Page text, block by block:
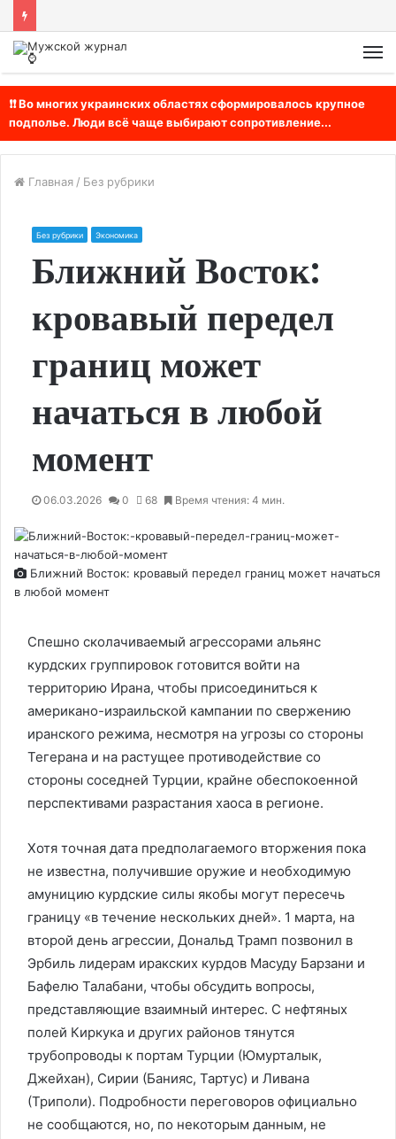
❗❗ Во многих украинских областях сформировалось крупное
подполье. Люди всё чаще выбирают сопротивление...
Главная / Без рубрики
Без рубрики Экономика
Ближний Восток:
кровавый передел
границ может
начаться в любой
момент
06.03.2026 0 68 Время чтения: 4 мин.
Ближний Восток: кровавый передел границ может начаться
в любой момент
Спешно сколачиваемый агрессорами альянс
курдских группировок готовится войти на
территорию Ирана, чтобы присоединиться к
американо-израильской кампании по свержению
иранского режима, несмотря на угрозы со стороны
Тегерана и на растущее противодействие со
стороны соседней Турции, крайне обеспокоенной
перспективами разрастания хаоса в регионе.
Хотя точная дата предполагаемого вторжения пока
не известна, получившие оружие и необходимую
амуницию курдские силы якобы могут пересечь
границу «в течение нескольких дней». 1 марта, на
второй день агрессии, Дональд Трамп позвонил в
Эрбиль лидерам иракских курдов Масуду Барзани и
Бафелю Талабани, чтобы обсудить вопросы,
представляющие взаимный интерес. С нефтяных
полей Киркука и других районов тянутся
трубопроводы к портам Турции (Юмурталык,
Джейхан), Сирии (Банияс, Тартус) и Ливана
(Триполи). Подробности переговоров официально
не сообщаются, но, по некоторым данным, не